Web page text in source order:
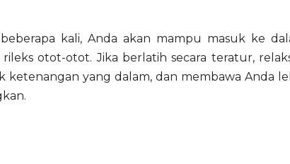
kali, Anda akan mampu masuk ke
otot-otot. Jika berlatih secara teratur,
yang dalam, dan membawa Anda